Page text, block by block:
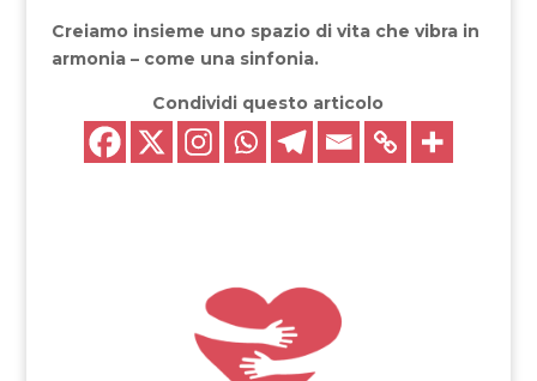
Creiamo insieme uno spazio di vita che vibra in
armonia – come una sinfonia.
Condividi questo articolo